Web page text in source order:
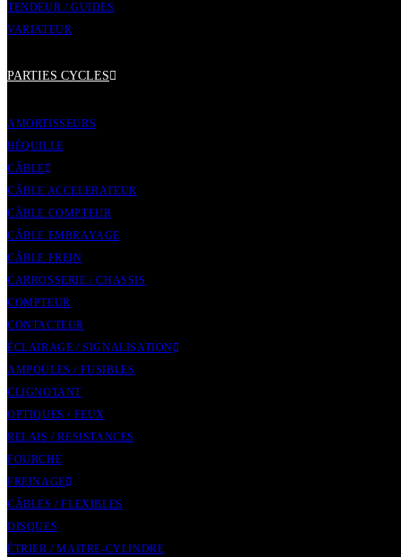
TENDEUR / GUIDES
VARIATEUR
PARTIES CYCLES
AMORTISSEURS
BÉQUILLE
CÂBLE
CÂBLE ACCELERATEUR
CÂBLE COMPTEUR
CÂBLE EMBRAYAGE
CÂBLE FREIN
CARROSSERIE / CHASSIS
COMPTEUR
CONTACTEUR
ÉCLAIRAGE / SIGNALISATION
AMPOULES / FUSIBLES
CLIGNOTANT
OPTIQUES / FEUX
RELAIS / RESISTANCES
FOURCHE
FREINAGE
CÂBLES / FLEXIBLES
DISQUES
ÉTRIER / MAITRE-CYLINDRE